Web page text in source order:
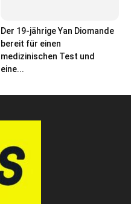
Der 19-jährige Yan Diomande
bereit für einen
medizinischen Test und
eine...